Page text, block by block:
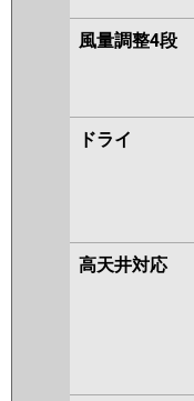
三菱重工
風量調整4段
ドライ
高天井対応